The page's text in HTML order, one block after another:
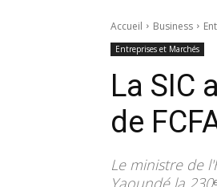
Accueil Business
Entreprises et Marchés
La SIC
de
Le ministre de
Yaoundé la